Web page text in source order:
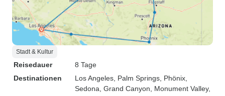
Stadt & Kultur
Reisedauer
8 Tage
Destinationen
Los Angeles , Palm Springs , Phönix
Sedona , Grand Canyon , Monument Valley,